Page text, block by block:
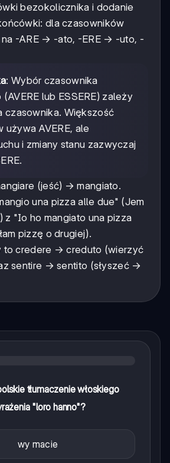
bezokolicznika i dodanie
dla czasowników
-ARE → -ato, -ERE → -uto, -
: Wybór czasownika
lub ESSERE) zależy
czasownika. Większość
używa AVERE, ale
i zmiany stanu zazwyczaj
(jeść) → mangiato.
una pizza alle due" (Jem
z "Io ho mangiato una pizza
pizzę o drugiej).
to credere → creduto (wierzyć
sentire → sentito (słyszeć →
tłumaczenie włoskiego
"loro hanno"?
wy macie